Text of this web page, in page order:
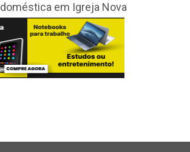
doméstica em Igreja Nova